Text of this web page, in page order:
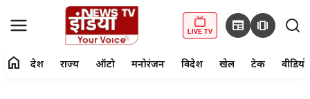
LIVE TV newspaper amp_stories
home देश राज्य ऑटो मनोरंजन विदेश खेल टेक वीडियो